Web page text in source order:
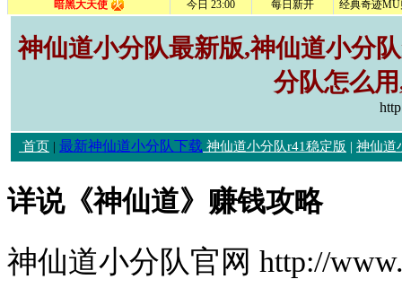
神仙道小分队最新版,神仙道小分
分队怎么
首页 | 最新神仙道小分队下载 神仙道小分队r41稳定版 | 神仙道
详说《神仙道》赚钱攻略
神仙道小分队官网 http://